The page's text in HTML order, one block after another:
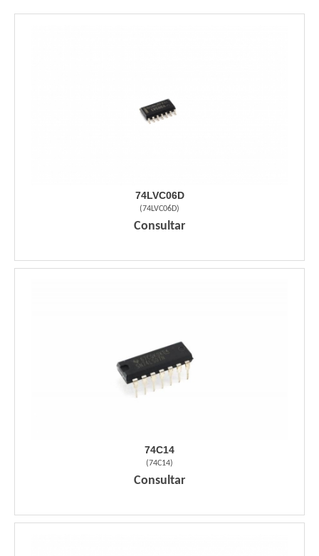
74LVC06D
(74LVC06D)
Consultar
74C14
(74C14)
Consultar